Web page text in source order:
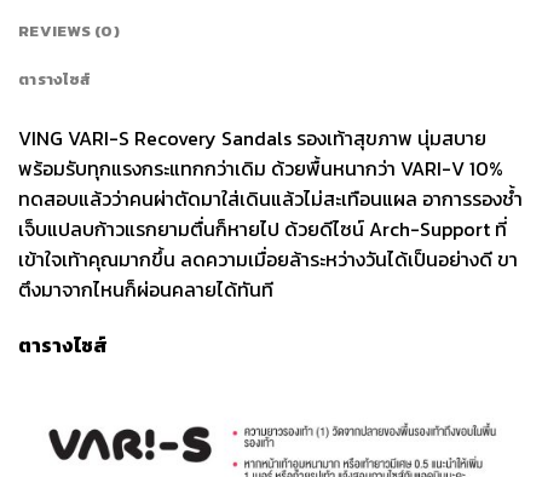
REVIEWS (0)
ตารางไซส์
VING VARI-S Recovery Sandals รองเท้าสุขภาพ นุ่มสบาย
พร้อมรับทุกแรงกระแทกกว่าเดิม ด้วยพื้นหนากว่า VARI-V 10%
ทดสอบแล้วว่าคนผ่าตัดมาใส่เดินแล้วไม่สะเทือนแผล อาการรองช้ำ
เจ็บแปลบก้าวแรกยามตื่นก็หายไป ด้วยดีไซน์ Arch-Support ที่
เข้าใจเท้าคุณมากขึ้น ลดความเมื่อยล้าระหว่างวันได้เป็นอย่างดี ขา
ตึงมาจากไหนก็ผ่อนคลายได้ทันที
ตารางไซส์